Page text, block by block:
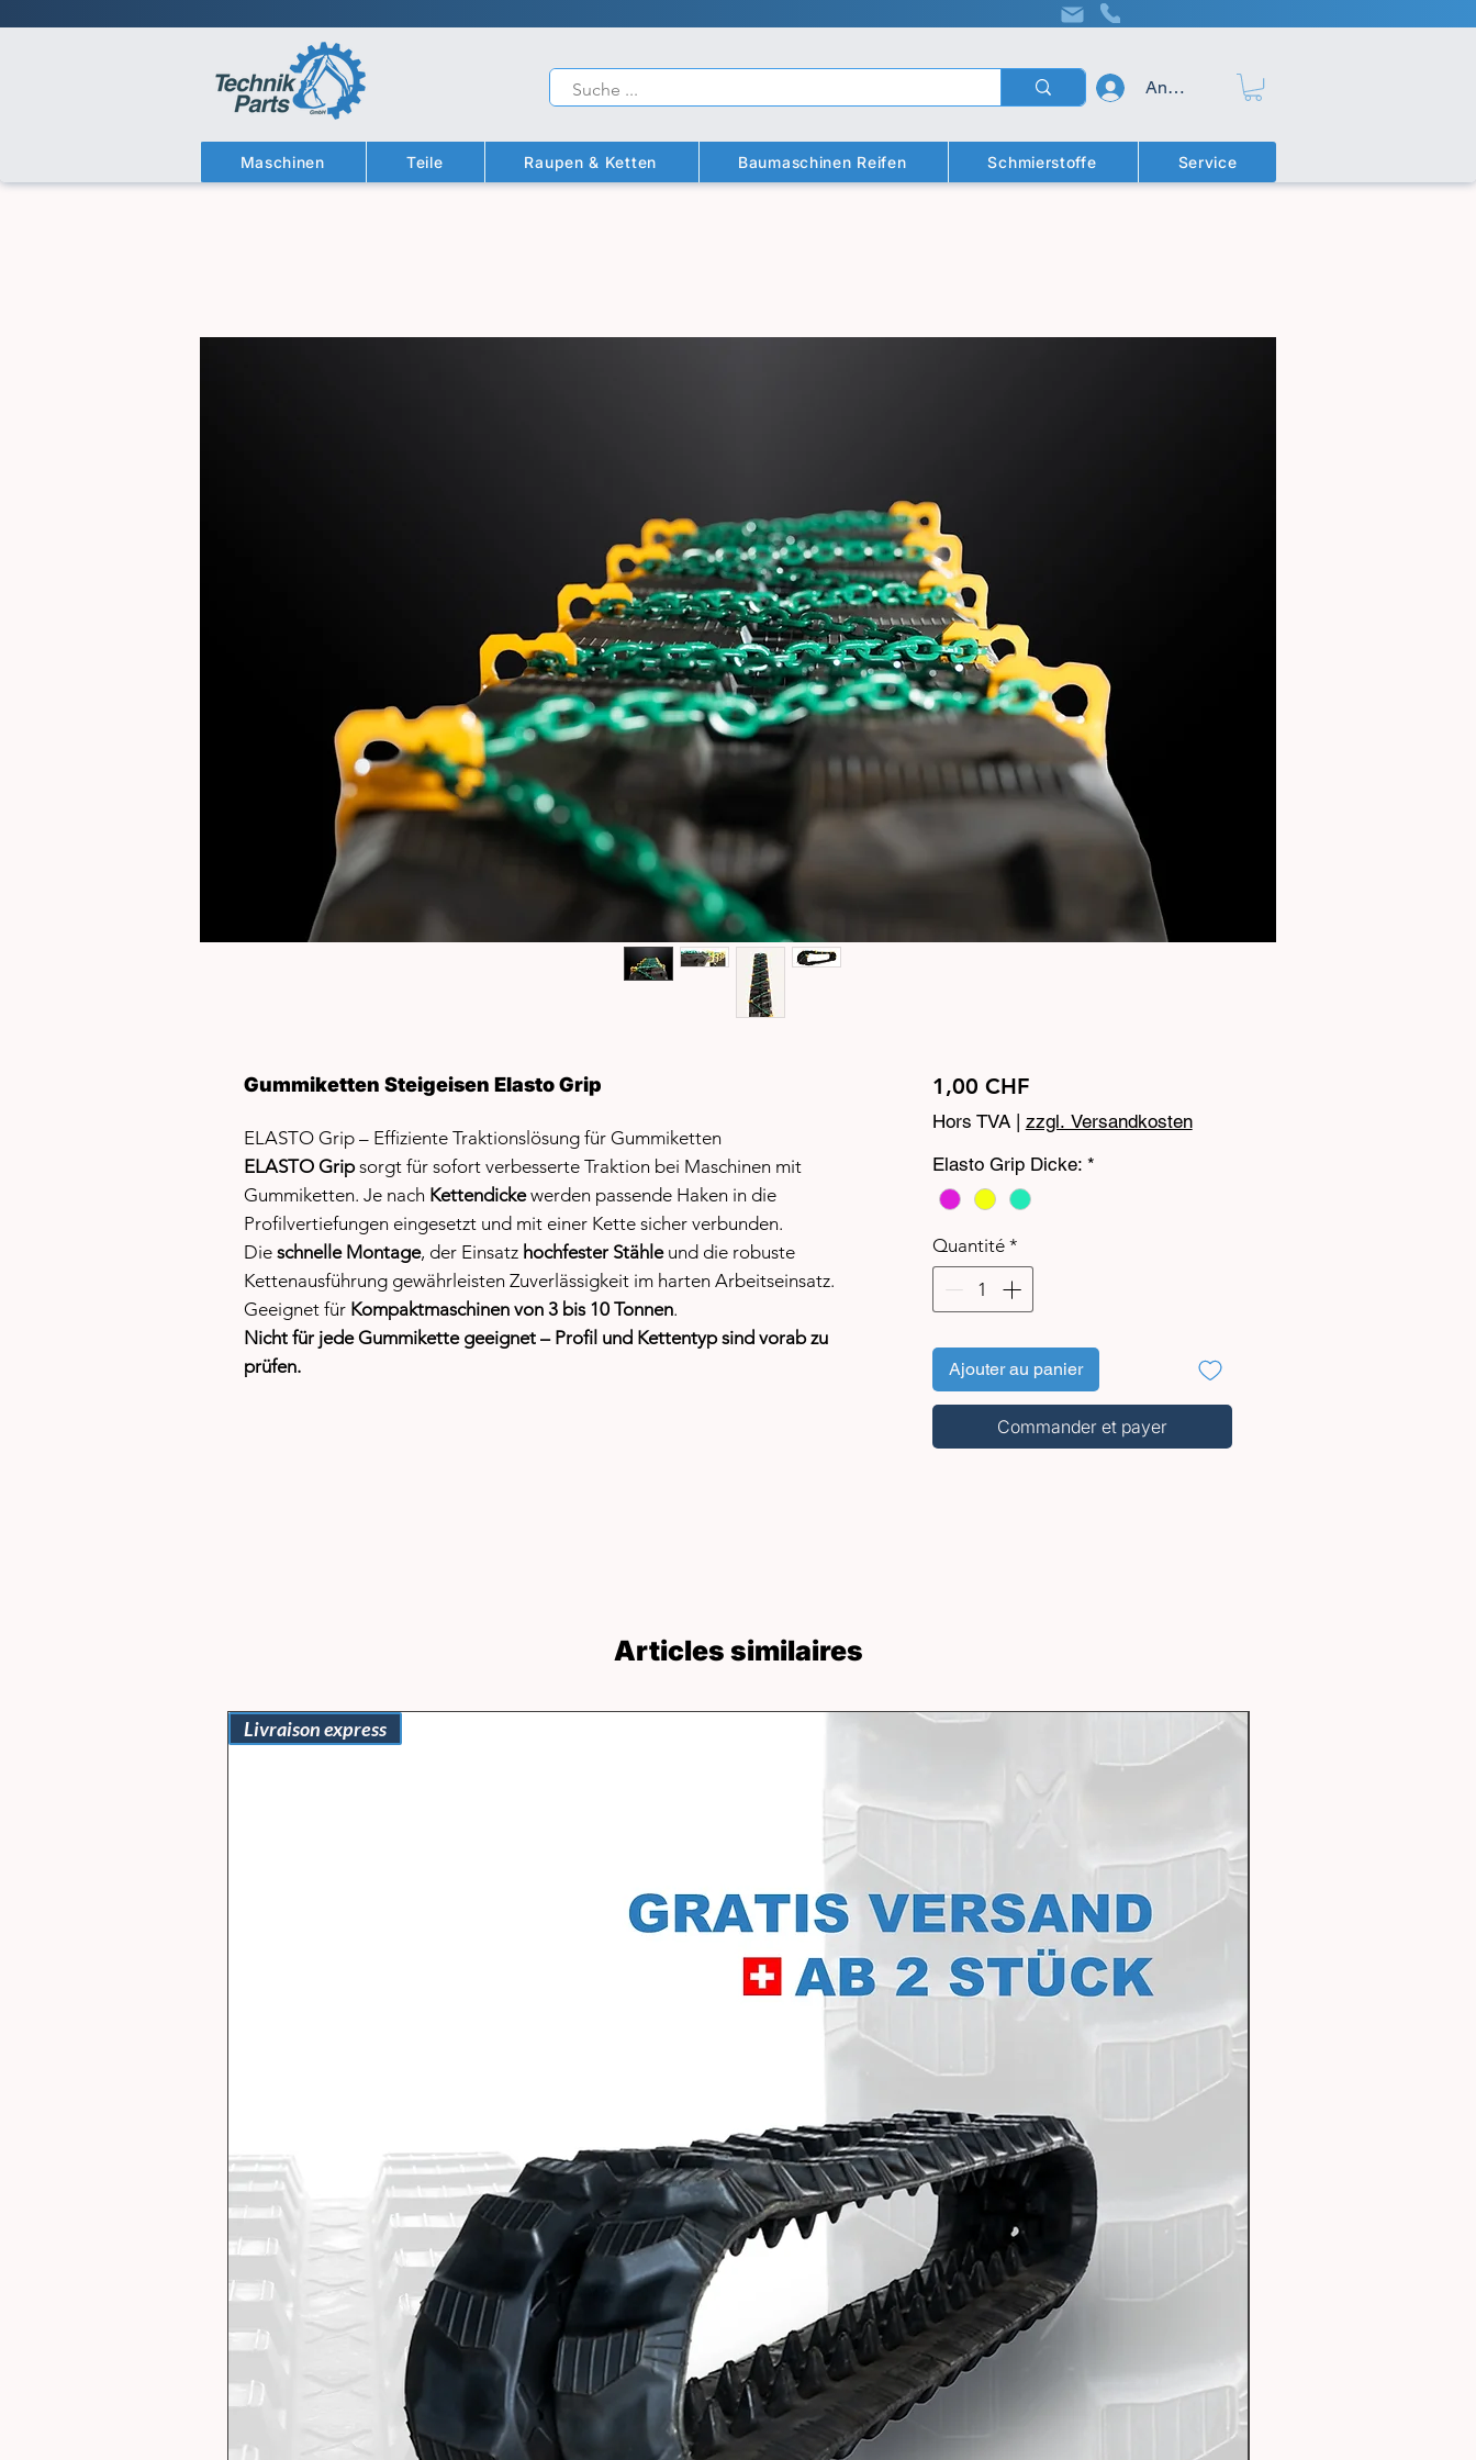
Anmelden
Maschinen Teile Raupen & Ketten Baumaschinen Reifen Schmierstoffe Service
Gummiketten Steigeisen Elasto Grip
ELASTO Grip – Effiziente Traktionslösung für Gummiketten
ELASTO Gripsorgt für sofort verbesserte Traktion bei Maschinen mit
Gummiketten. Je nach Kettendickewerden passende Haken in die
Profilvertiefungen eingesetzt und mit einer Kette sicher verbunden.
Die schnelle Montage, der Einsatz hochfester Stähleund die robuste
Kettenausführung gewährleisten Zuverlässigkeit im harten Arbeitseinsatz.
Geeignet für Kompaktmaschinen von 3 bis 10 Tonnen.
Nicht für jede Gummikette geeignet – Profil und Kettentyp sind vorab zu
prüfen.
1,00 CHFPrix
Hors TVA| zzgl. Versandkosten
Elasto Grip Dicke: *
Quantité *
Ajouter au panier
Commander et payer
Articles similaires
Livraison express